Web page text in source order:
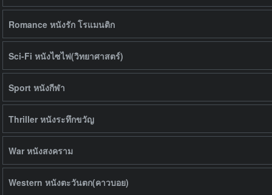
Romance หนังรัก โรแมนติก
Sci-Fi หนังไซไฟ(วิทยาศาสตร์)
Sport หนังกีฬา
Thriller หนังระทึกขวัญ
War หนังสงคราม
Western หนังตะวันตก(คาวบอย)